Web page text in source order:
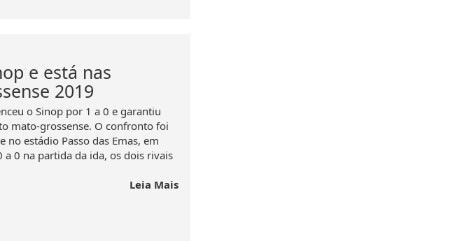
e está nas
2019
o Sinop por 1 a 0 e garantiu
mato-grossense. O confronto foi
estádio Passo das Emas, em
a 0 na partida da ida, os dois rivais
Leia Mais